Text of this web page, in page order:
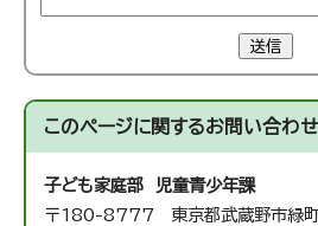
送信
このページに関するお問い合わせ
子ども家庭部 児童青少年課
〒180-8777 東京都武蔵野市緑